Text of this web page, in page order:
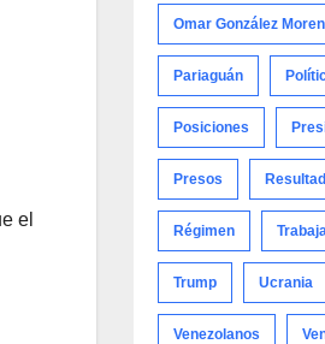
el
Omar González
Pariaguán
Posiciones
Presos
Régimen
Trump Ucrania
Venezolanos